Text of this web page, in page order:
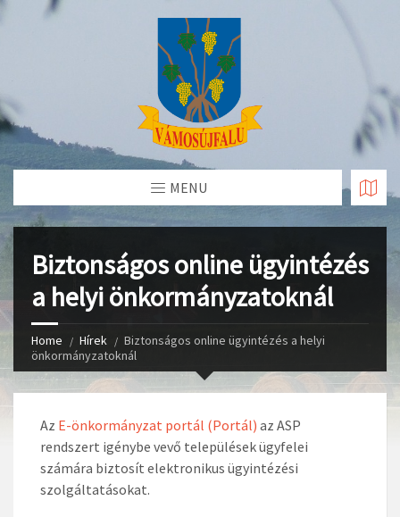
Skip
MENU
Biztonságos online ügyintézés
a helyi önkormányzatoknál
Home Hírek
Biztonságos online ügyintézés a helyi
önkormányzatoknál
Az E-önkormányzat portál (Portál) az ASP
rendszert igénybe vevő települések ügyfelei
számára biztosít elektronikus ügyintézési
szolgáltatásokat.